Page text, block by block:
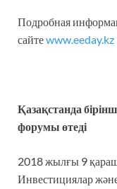
Подробная
сайтеwww.eeday.kz
Қазақстанда
форумы өтеді
2018 жылғы 9
Инвестициялар